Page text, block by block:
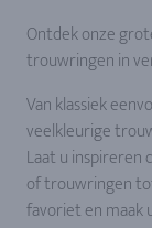
Ontdek onze
trouwringen in
Van klassiek
veelkleurige
Laat u
of trouwringen
favoriet en maak